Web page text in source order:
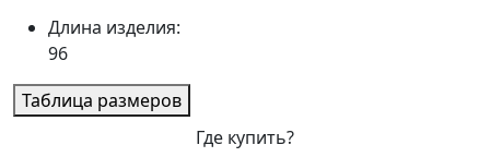
Длина изделия:
96
Таблица размеров
Где купить?